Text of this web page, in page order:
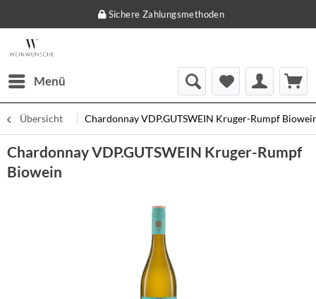
Sichere Zahlungsmethoden
Menü
Übersicht Chardonnay VDP.GUTSWEIN Kruger-Rumpf
Chardonnay VDP.GUTSWEIN Kruger-Rumpf
Biowein